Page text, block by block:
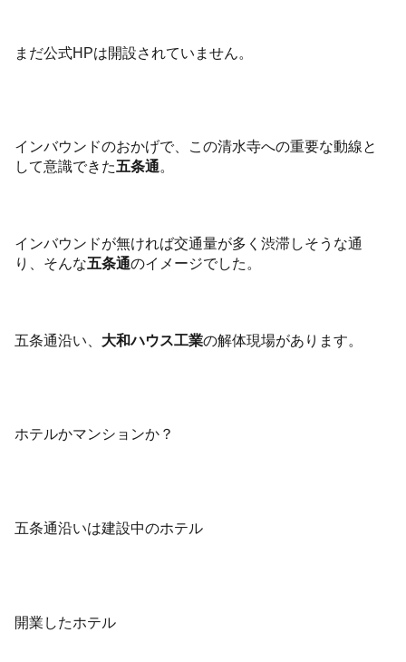
まだ公式HPは開設されていません。
インバウンドのおかげで、この清水寺への重要な動線と
して意識できた五条通。
インバウンドが無ければ交通量が多く渋滞しそうな通
り、そんな五条通のイメージでした。
五条通沿い、 大和ハウス工業の解体現場があります。
ホテルかマンションか？
五条通沿いは建設中のホテル
開業したホテル